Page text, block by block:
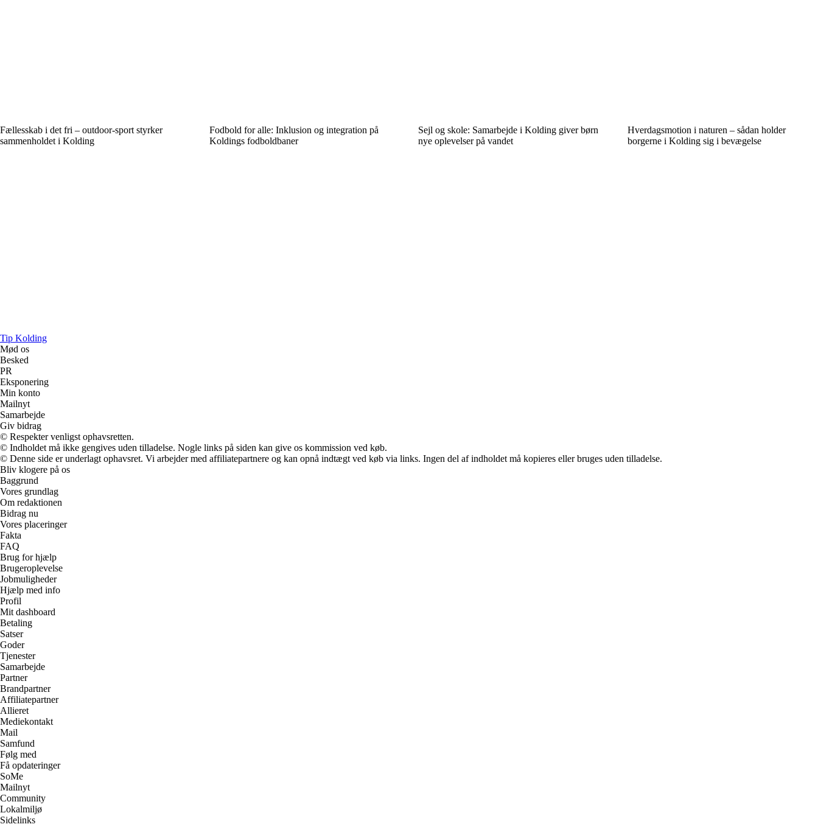
Fællesskab i det fri – outdoor-sport styrker
sammenholdet i Kolding
Fodbold for alle: Inklusion og integration på
Koldings fodboldbaner
Sejl og skole: Samarbejde i Kolding giver børn
nye oplevelser på vandet
Hverdagsmotion i naturen – sådan holder
borgerne i Kolding sig i bevægelse
Tip Kolding
Mød os
Besked
PR
Eksponering
Min konto
Mailnyt
Samarbejde
Giv bidrag
© Respekter venligst ophavsretten.
© Indholdet må ikke gengives uden tilladelse. Nogle links på siden kan give os kommission ved køb.
© Denne side er underlagt ophavsret. Vi arbejder med affiliatepartnere og kan opnå indtægt ved køb via links. Ingen del af indholdet må kopieres eller bruges uden tilladelse.
Bliv klogere på os
Baggrund
Vores grundlag
Om redaktionen
Bidrag nu
Vores placeringer
Fakta
FAQ
Brug for hjælp
Brugeroplevelse
Jobmuligheder
Hjælp med info
Profil
Mit dashboard
Betaling
Satser
Goder
Tjenester
Samarbejde
Partner
Brandpartner
Affiliatepartner
Allieret
Mediekontakt
Mail
Samfund
Følg med
Få opdateringer
SoMe
Mailnyt
Community
Lokalmiljø
Sidelinks